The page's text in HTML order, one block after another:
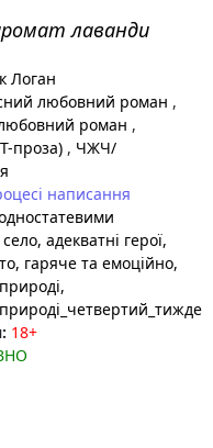
лаванди
Логан
любовний роман ,
роман ,
проза) , ЧЖЧ/
написання
село, адекватні герої,
гаряче та емоційно,
,
18+